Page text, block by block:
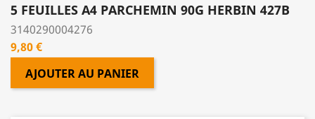
5 FEUILLES A4 PARCHEMIN 90G HERBIN 427B
3140290004276
Prix
9,80 €
AJOUTER AU PANIER